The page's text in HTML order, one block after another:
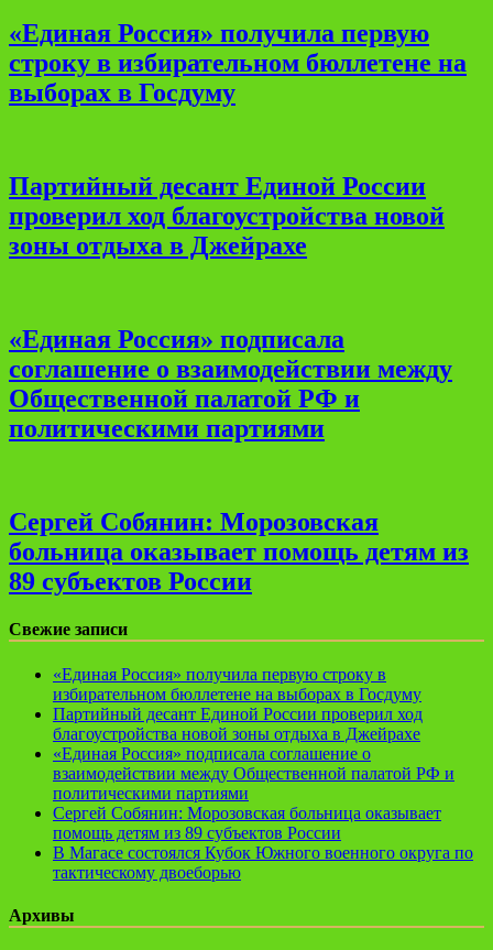
«Единая Россия» получила первую
строку в избирательном бюллетене на
выборах в Госдуму
Партийный десант Единой России
проверил ход благоустройства новой
зоны отдыха в Джейрахе
«Единая Россия» подписала
соглашение о взаимодействии между
Общественной палатой РФ и
политическими партиями
Сергей Собянин: Морозовская
больница оказывает помощь детям из
89 субъектов России
Свежие записи
«Единая Россия» получила первую строку в
избирательном бюллетене на выборах в Госдуму
Партийный десант Единой России проверил ход
благоустройства новой зоны отдыха в Джейрахе
«Единая Россия» подписала соглашение о
взаимодействии между Общественной палатой РФ и
политическими партиями
Сергей Собянин: Морозовская больница оказывает
помощь детям из 89 субъектов России
В Магасе состоялся Кубок Южного военного округа по
тактическому двоеборью
Архивы